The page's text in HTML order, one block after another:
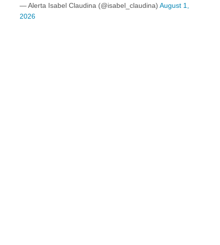
— Alerta Isabel Claudina (@isabel_claudina) August 1,
2026